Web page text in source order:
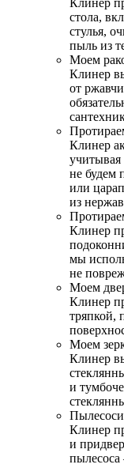
стола,
стулья,
пыль из
Моем
Клинер
от
Клинер
не будем
или
из
Клинер
мы
не
Моем
Клинер
тряпкой,
Моем
Клинер
и
Клинер
и
пылесоса